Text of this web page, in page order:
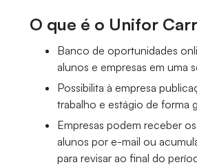
O que é o Unifor
Banco de oportunidades
alunos e empresas em uma
Possibilita à empresa
trabalho e estágio de forma
Empresas podem receber
alunos por e-mail ou
para revisar ao final do